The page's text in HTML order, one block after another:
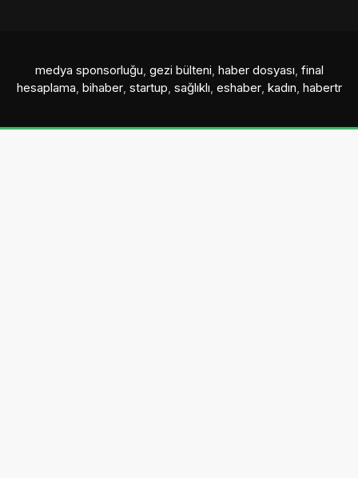
medya sponsorluğu, gezi bülteni, haber dosyası, final
hesaplama, bihaber, startup, sağlıklı, eshaber, kadın, habertr